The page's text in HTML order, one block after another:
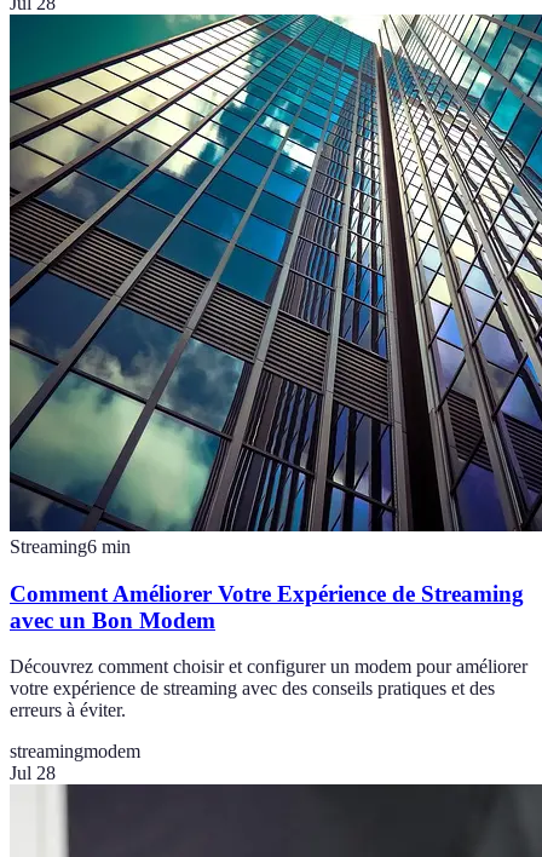
Streaming6 min
Comment Améliorer Votre Expérience de Streaming
avec un Bon Modem
Découvrez comment choisir et configurer un modem pour améliorer
votre expérience de streaming avec des conseils pratiques et des
erreurs à éviter.
streamingmodem
Jul 28